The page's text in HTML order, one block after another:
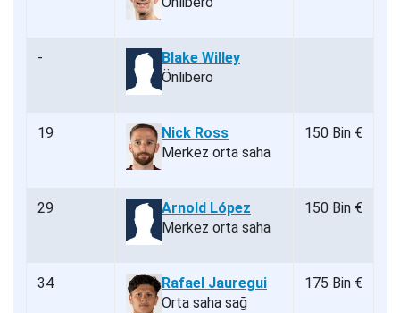
-
Blake Willey
Önlibero
19
Nick Ross
Merkez orta saha
150 Bin €
29
Arnold López
Merkez orta saha
150 Bin €
34
Rafael Jauregui
Orta saha sağ
175 Bin €